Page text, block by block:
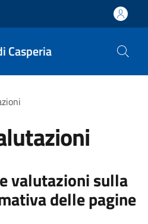
Casperia
valutazioni sulla
delle pagine